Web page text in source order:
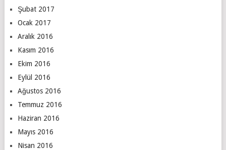
Şubat 2017
Ocak 2017
Aralık 2016
Kasım 2016
Ekim 2016
Eylül 2016
Ağustos 2016
Temmuz 2016
Haziran 2016
Mayıs 2016
Nisan 2016